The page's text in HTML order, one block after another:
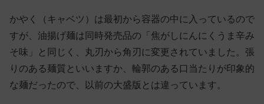
かやく（キャベツ）は最初から容器の中に入っているので
すが、油揚げ麺は同時発売品の「焦がしにんにくうま辛み
そ味」と同じく、丸刃から角刃に変更されていました。張
りのある麺質といいますか、輪郭のある口当たりが印象的
な麺だったので、以前の大盛版とは違っています。